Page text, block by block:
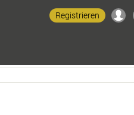
Registrieren